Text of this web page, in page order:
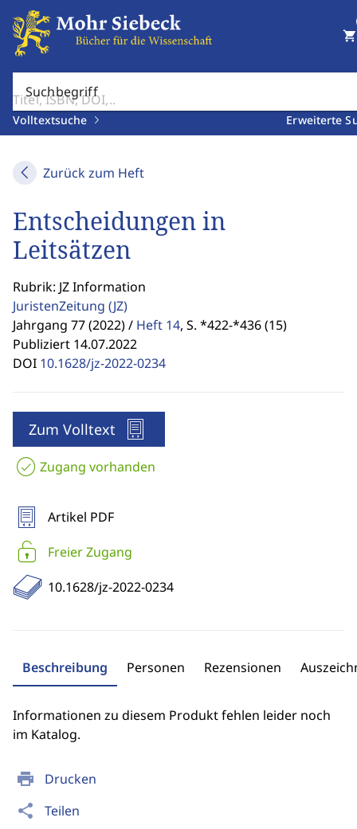
Suchbegriff
Volltextsuche Erweiterte
shopping_cart
Zurück zum Heft
print Drucken
share Teilen
Entscheidungen in
Leitsätzen
Rubrik: JZ Information
JuristenZeitung (JZ)
Jahrgang 77 (2022) / Heft 14, S. *422-*436 (15)
Publiziert 14.07.2022
DOI 10.1628/jz-2022-0234
Zum Volltext
Zugang vorhanden
Artikel PDF
Freier Zugang
10.1628/jz-2022-0234
Beschreibung Personen Rezensionen
Informationen zu diesem Produkt fehlen leider noch
im Katalog.